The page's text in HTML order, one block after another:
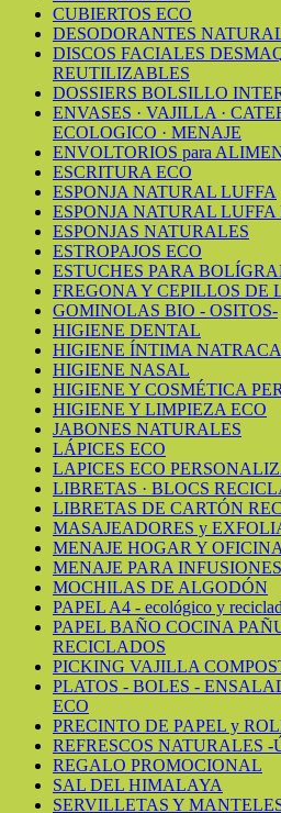
CUBIERTOS ECO
DESODORANTES
DISCOS FACIALES
REUTILIZABLES
DOSSIERS BOLSILLO
ENVASES · VAJILLA ·
ECOLOGICO · MENAJE
ENVOLTORIOS para
ESCRITURA ECO
ESPONJA NATURAL LUFFA
ESPONJA NATURAL LUFFA
ESPONJAS NATURALES
ESTROPAJOS ECO
ESTUCHES PARA
FREGONA Y CEPILLOS DE
GOMINOLAS BIO - OSITOS-
HIGIENE DENTAL
HIGIENE ÍNTIMA
HIGIENE NASAL
HIGIENE Y COSMÉTICA
HIGIENE Y LIMPIEZA ECO
JABONES NATURALES
LÁPICES ECO
LAPICES ECO
LIBRETAS · BLOCS
LIBRETAS DE CARTÓN
MASAJEADORES y
MENAJE HOGAR Y
MENAJE PARA INFUSIONES
MOCHILAS DE ALGODÓN
PAPEL A4 - ecológico y
PAPEL BAÑO COCINA
RECICLADOS
PICKING VAJILLA
PLATOS - BOLES -
ECO
PRECINTO DE PAPEL y
REFRESCOS NATURALES
REGALO PROMOCIONAL
SAL DEL HIMALAYA
SERVILLETAS Y